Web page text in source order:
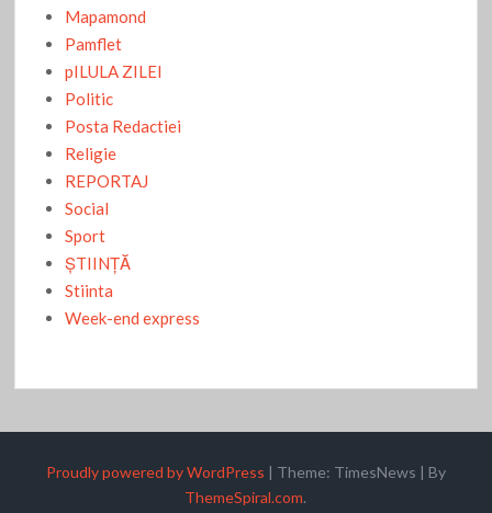
Mapamond
Pamflet
pILULA ZILEI
Politic
Posta Redactiei
Religie
REPORTAJ
Social
Sport
ŞTIINŢĂ
Stiinta
Week-end express
Proudly powered by WordPress | Theme: TimesNews | By
ThemeSpiral.com.